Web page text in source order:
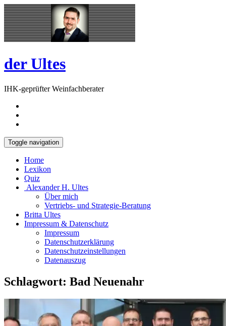
Skip
to
content
Open
Sidebar
der Ultes
IHK-geprüfter Weinfachberater
Toggle navigation
Home
Lexikon
Quiz
Alexander H. Ultes
Über mich
Vertriebs- und Strategie-Beratung
Britta Ultes
Impressum & Datenschutz
Impressum
Datenschutzerklärung
Datenschutzeinstellungen
Datenauszug
Schlagwort: Bad Neuenahr